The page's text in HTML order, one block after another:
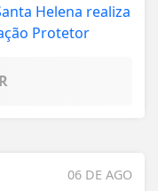
06 DE AGO